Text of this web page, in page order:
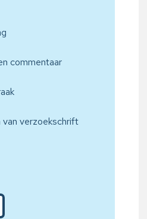
commentaar
van verzoekschrift